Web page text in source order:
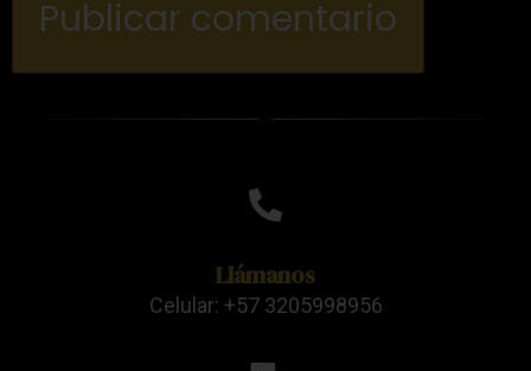
Llámanos
Celular: +57 3205998956